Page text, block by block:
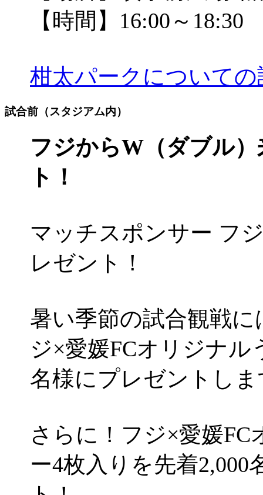
【時間】16:00～18:30
柑太パークについて
試合前（スタジアム内）
フジからW（ダブル
ト！
マッチスポンサー フ
レゼント！
暑い季節の試合観戦
ジ×愛媛FCオリジナル
名様にプレゼントしま
さらに！フジ×愛媛
ー4枚入りを先着2,000